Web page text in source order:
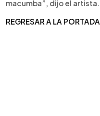
macumba”, dijo el artista.
REGRESAR A LA PORTADA